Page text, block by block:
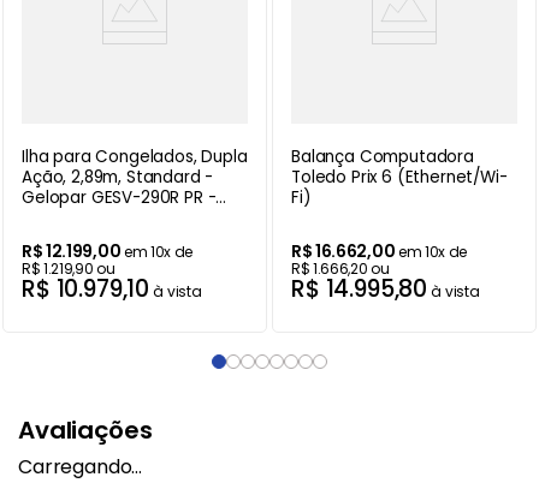
Ilha para Congelados, Dupla
Ação, 2,89m, Standard -
Gelopar GESV-290R PR -
R$12.199,00em10x de
R$1.219,90ou
R$ 10.979,10 à vista
Balança Computadora
Toledo Prix 6 (Ethernet/Wi-
Fi)
R$16.662,00em10x de
R$1.666,20ou
R$ 14.995,80 à vista
Avaliações
Carregando…